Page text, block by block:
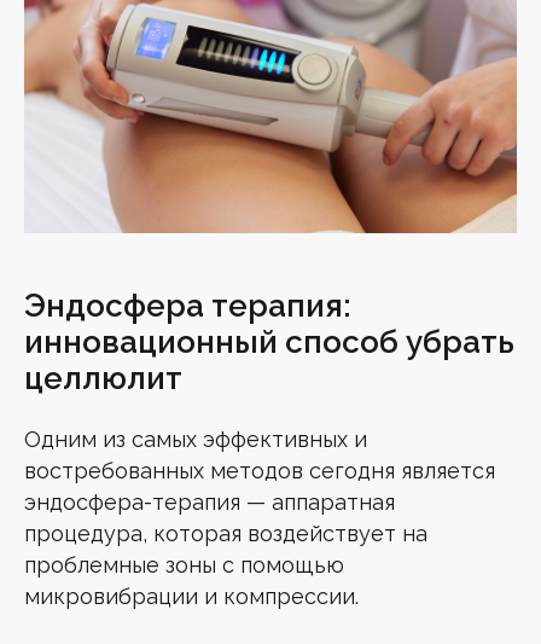
Эндосфера терапия:
инновационный способ убрать
целлюлит
Одним из самых эффективных и
востребованных методов сегодня является
эндосфера-терапия — аппаратная
процедура, которая воздействует на
проблемные зоны с помощью
микровибрации и компрессии.